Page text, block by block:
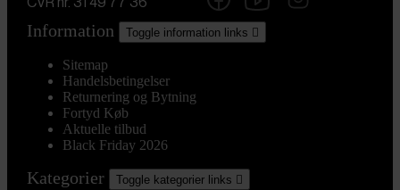
Information Toggle information links 
Sitemap
Handelsbetingelser
Returnering og Bytning
Fortyd Køb
Aktuelle tilbud
Black Friday 2026
Kategorier Toggle kategorier links 